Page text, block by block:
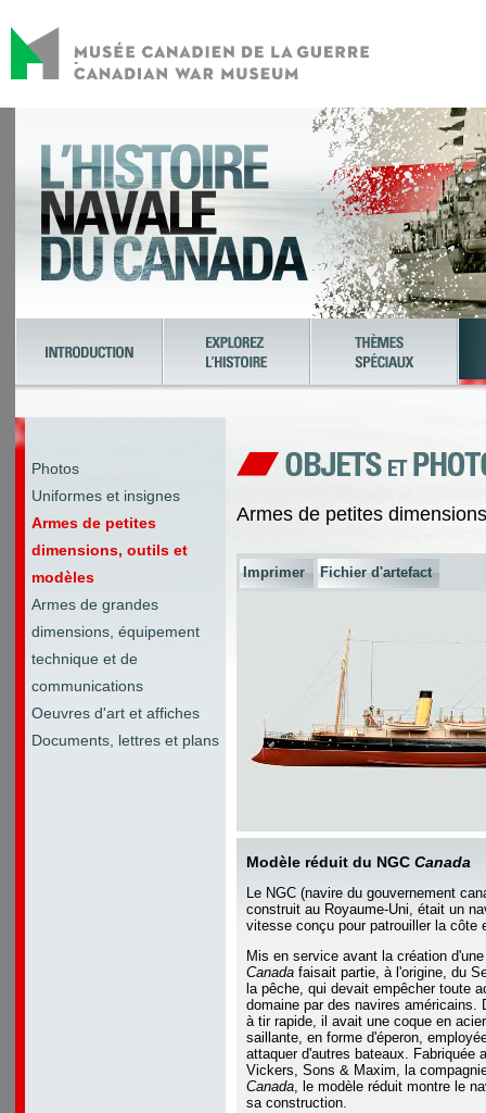
Photos
Uniformes et insignes
Armes de petites
dimensions, outils et
modèles
Armes de grandes
dimensions, équipement
technique et de
communications
Oeuvres d'art et affiches
Documents, lettres et plans
Armes de petites
Imprimer Fichier d'artefact
Modèle réduit du NGC Canada
Le NGC (navire du gouvernement
construit au Royaume-Uni, était un
vitesse conçu pour patrouiller la côte
Mis en service avant la création
Canada faisait partie, à l'origine, du
la pêche, qui devait empêcher toute
domaine par des navires américains.
à tir rapide, il avait une coque en
saillante, en forme d'éperon,
attaquer d'autres bateaux. Fabriquée
Vickers, Sons & Maxim, la
Canada, le modèle réduit montre le
sa construction.